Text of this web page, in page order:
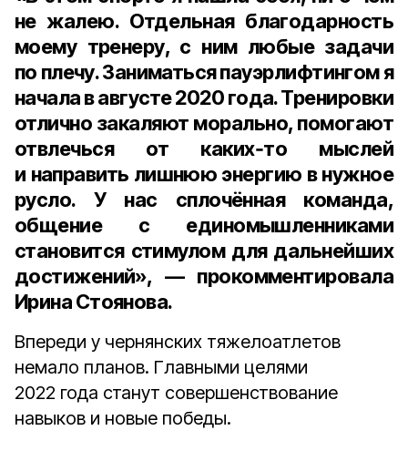
не жалею. Отдельная благодарность
моему тренеру, с ним любые задачи
по плечу. Заниматься пауэрлифтингом я
начала в августе 2020 года. Тренировки
отлично закаляют морально, помогают
отвлечься от каких‑то мыслей
и направить лишнюю энергию в нужное
русло. У нас сплочённая команда,
общение с единомышленниками
становится стимулом для дальнейших
достижений», — прокомментировала
Ирина Стоянова.
Впереди у чернянских тяжелоатлетов
немало планов. Главными целями
2022 года станут совершенствование
навыков и новые победы.